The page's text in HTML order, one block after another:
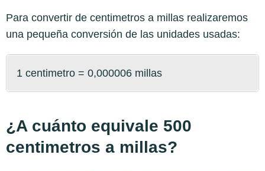
Para convertir de centimetros a millas realizaremos
una pequeña conversión de las unidades usadas:
1 centimetro = 0,000006 millas
¿A cuánto equivale 500
centimetros a millas?